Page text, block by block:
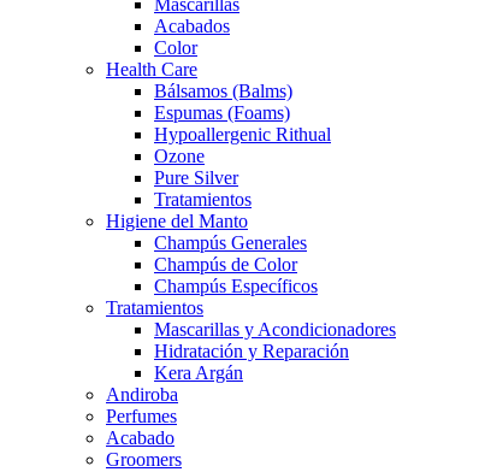
Mascarillas
Acabados
Color
Health Care
Bálsamos (Balms)
Espumas (Foams)
Hypoallergenic Rithual
Ozone
Pure Silver
Tratamientos
Higiene del Manto
Champús Generales
Champús de Color
Champús Específicos
Tratamientos
Mascarillas y Acondicionadores
Hidratación y Reparación
Kera Argán
Andiroba
Perfumes
Acabado
Groomers